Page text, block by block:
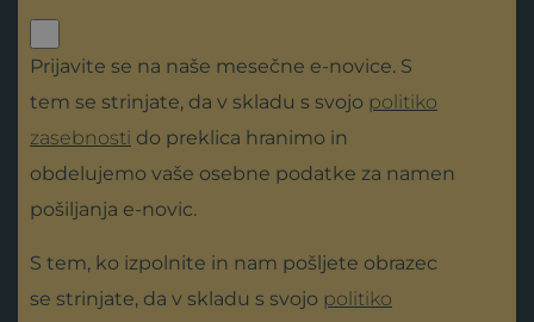
Prijavite se na naše mesečne e-novice. S
tem se strinjate, da v skladu s svojo politiko
zasebnosti do preklica hranimo in
obdelujemo vaše osebne podatke za namen
pošiljanja e-novic.
S tem, ko izpolnite in nam pošljete obrazec
se strinjate, da v skladu s svojo politiko